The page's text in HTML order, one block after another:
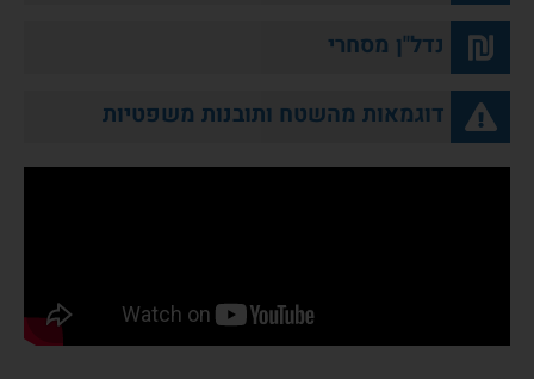
נדל"ן מסחרי
דוגמאות מהשטח ותובנות משפטיות